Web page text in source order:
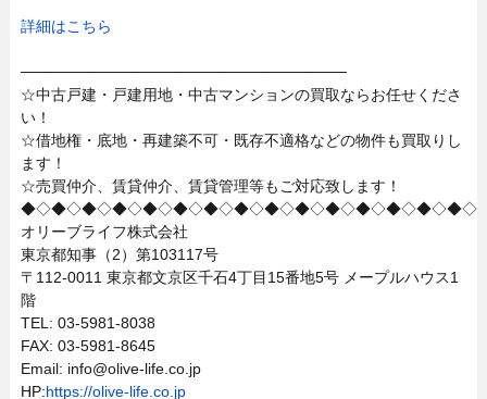
詳細はこちら
──────────────────────────────
☆中古戸建・戸建用地・中古マンションの買取ならお任せくださ
い！
☆借地権・底地・再建築不可・既存不適格などの物件も買取りし
ます！
☆売買仲介、賃貸仲介、賃貸管理等もご対応致します！
◆◇◆◇◆◇◆◇◆◇◆◇◆◇◆◇◆◇◆◇◆◇◆◇◆◇◆◇◆◇
オリーブライフ株式会社
東京都知事（2）第103117号
〒112-0011 東京都文京区千石4丁目15番地5号 メープルハウス1
階
TEL: 03-5981-8038
FAX: 03-5981-8645
Email: info@olive-life.co.jp
HP:https://olive-life.co.jp